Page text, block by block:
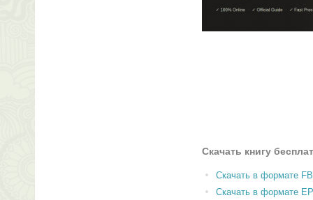
Скачать книгу
Скачать в формате
Скачать в формате